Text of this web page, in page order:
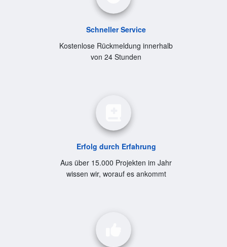
Schneller Service
Kostenlose Rückmeldung innerhalb
von 24 Stunden
Erfolg durch Erfahrung
Aus über 15.000 Projekten im Jahr
wissen wir, worauf es ankommt